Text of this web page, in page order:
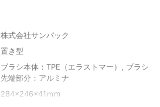
株式会社サンパック
置き型
ブラシ本体：TPE（エラストマー）, ブラシ
先端部分：アルミナ
284×246×41ｍm